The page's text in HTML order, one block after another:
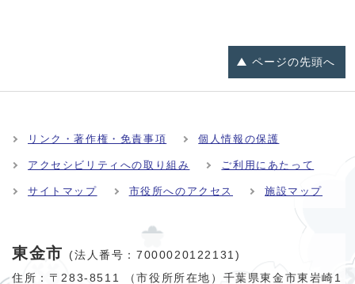
ページの先頭へ
リンク・著作権・免責事項 個人情報の保護
アクセシビリティへの取り組み ご利用にあたって
サイトマップ 市役所へのアクセス 施設マップ
東金市
(法人番号：7000020122131)
住所：〒283-8511 （市役所所在地）千葉県東金市東岩崎1